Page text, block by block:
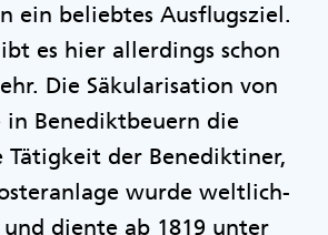
ein beliebtes Ausflugsziel.
es hier allerdings schon
Die Säkularisation von
in Benediktbeuern die
Tätigkeit der Benediktiner,
wurde weltlich-
diente ab 1819 unter